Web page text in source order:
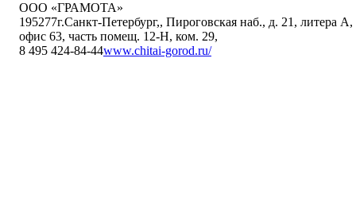
ООО «ГРАМОТА»
195277г.Санкт-Петербург,, Пироговская наб., д. 21, литера А,
офис 63, часть помещ. 12-Н, ком. 29,
8 495 424-84-44www.chitai-gorod.ru/